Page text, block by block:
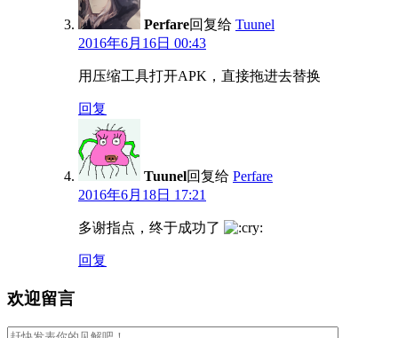
Perfare回复给 Tuunel
2016年6月16日 00:43
用压缩工具打开APK，直接拖进去替换
回复
Tuunel回复给 Perfare
2016年6月18日 17:21
多谢指点，终于成功了
回复
欢迎留言